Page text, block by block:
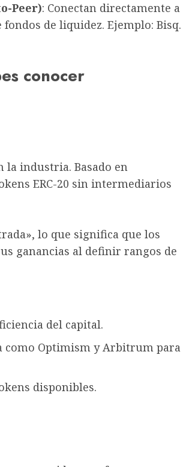
Peer): Conectan directamente a
de liquidez. Ejemplo: Bisq.
conocer
la industria. Basado en
ERC-20 sin intermediarios
lo que significa que los
ganancias al definir rangos de
del capital.
como Optimism y Arbitrum para
disponibles.